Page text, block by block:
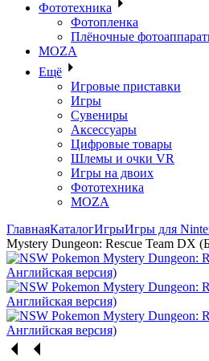
Фототехника
Фотопленка
Плёночные
MOZA
Ещё
Игровые приставки
Игры
Сувениры
Аксессуары
Цифровые товары
Шлемы и очки VR
Игры на двоих
Фототехника
MOZA
ГлавнаяКаталогИгрыИгры для
Mystery Dungeon: Rescue Team DX